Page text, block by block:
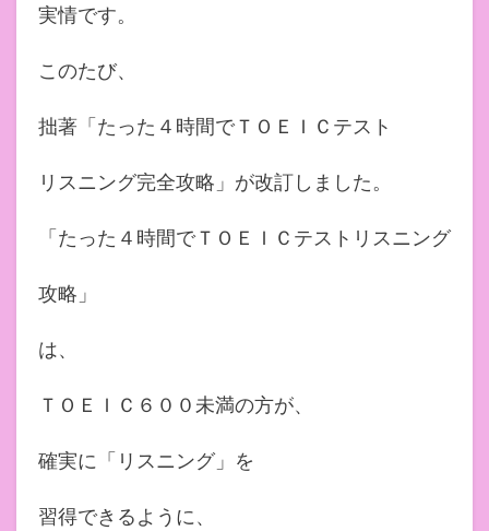
実情です。
このたび、
拙著「たった４時間でＴＯＥＩＣテスト
リスニング完全攻略」が改訂しました。
「たった４時間でＴＯＥＩＣテストリスニング
攻略」
は、
ＴＯＥＩＣ６００未満の方が、
確実に「リスニング」を
習得できるように、